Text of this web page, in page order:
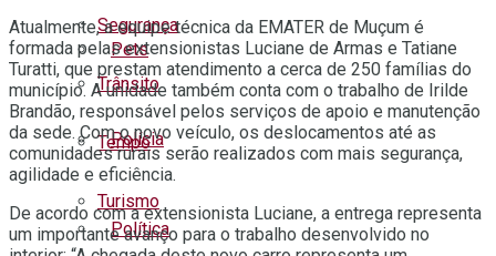
Pets
Polícia
Política
Segurança
Trânsito
Tempo
Turismo
Atualmente, a equipe técnica da EMATER de Muçum é
formada pelas extensionistas Luciane de Armas e Tatiane
Turatti, que prestam atendimento a cerca de 250 famílias do
município. A unidade também conta com o trabalho de Irilde
Brandão, responsável pelos serviços de apoio e manutenção
da sede. Com o novo veículo, os deslocamentos até as
comunidades rurais serão realizados com mais segurança,
agilidade e eficiência.
De acordo com a extensionista Luciane, a entrega representa
um importante avanço para o trabalho desenvolvido no